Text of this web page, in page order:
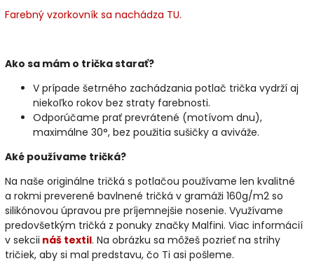
Farebný vzorkovník sa nachádza TU.
Ako sa mám o trička starať?
V prípade šetrného zachádzania potlač trička vydrží aj
niekoľko rokov bez straty farebnosti.
Odporúčame prať prevrátené (motívom dnu),
maximálne 30°, bez použitia sušičky a aviváže.
Aké používame tričká?
Na naše originálne tričká s potlačou používame len kvalitné
a rokmi preverené bavlnené tričká v gramáži 160g/m2 so
silikónovou úpravou pre príjemnejšie nosenie. Využívame
predovšetkým tričká z ponuky značky Malfini. Viac informácií
v sekcii náš textil. Na obrázku sa môžeš pozrieť na strihy
tričiek, aby si mal predstavu, čo Ti asi pošleme.